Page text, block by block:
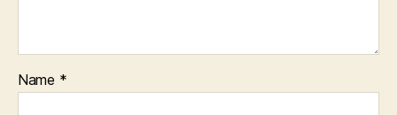
Name *